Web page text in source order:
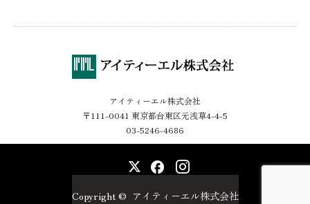
アイティーエル株式会社
〒111-0041 東京都台東区元浅草4-4-5
03-5246-4686
Instagram
Copyright © アイティーエル株式会社